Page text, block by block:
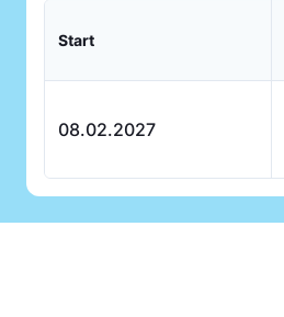
Start
08.02.2027